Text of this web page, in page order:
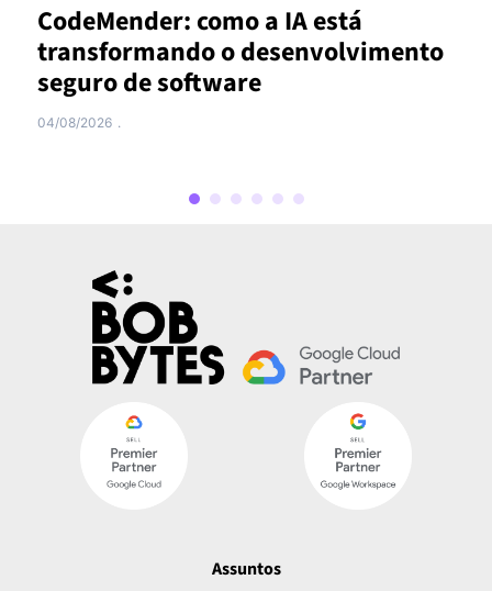
Por que conhecimento disperso
continua sendo um dos maiores
custos ocultos das empresas
29/07/2026
Assuntos